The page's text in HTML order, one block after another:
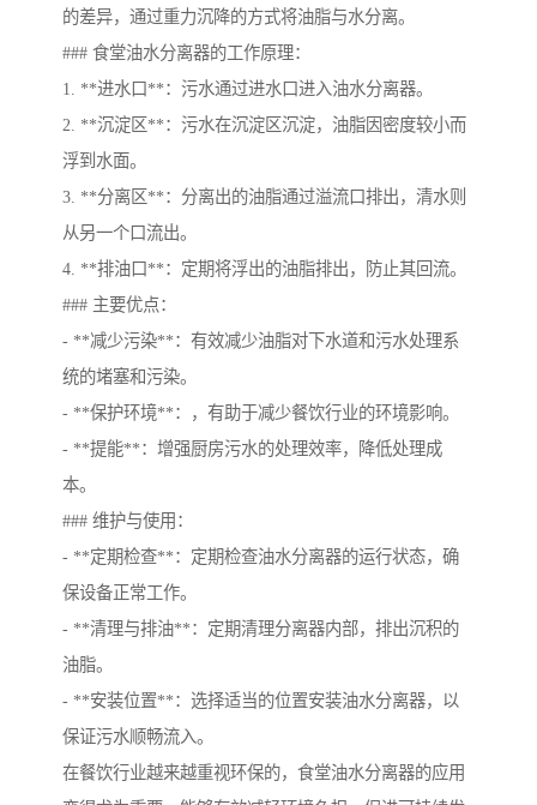
的差异，通过重力沉降的方式将油脂与水分离。
### 食堂油水分离器的工作原理：
1. **进水口**：污水通过进水口进入油水分离器。
2. **沉淀区**：污水在沉淀区沉淀，油脂因密度较小而
浮到水面。
3. **分离区**：分离出的油脂通过溢流口排出，清水则
从另一个口流出。
4. **排油口**：定期将浮出的油脂排出，防止其回流。
### 主要优点：
- **减少污染**：有效减少油脂对下水道和污水处理系
统的堵塞和污染。
- **保护环境**：，有助于减少餐饮行业的环境影响。
- **提能**：增强厨房污水的处理效率，降低处理成
本。
### 维护与使用：
- **定期检查**：定期检查油水分离器的运行状态，确
保设备正常工作。
- **清理与排油**：定期清理分离器内部，排出沉积的
油脂。
- **安装位置**：选择适当的位置安装油水分离器，以
保证污水顺畅流入。
在餐饮行业越来越重视环保的，食堂油水分离器的应用